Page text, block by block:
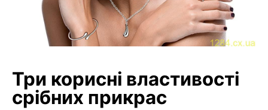
Три корисні властивості
срібних прикрас